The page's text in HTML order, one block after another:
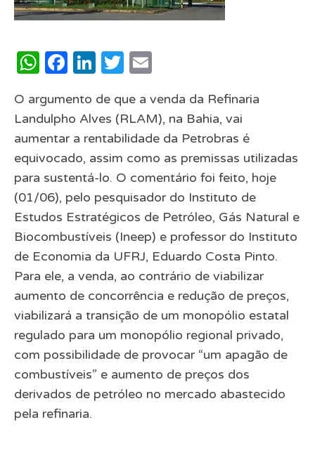
WhatsApp
Facebook
LinkedIn
Twitter
O argumento de que a venda da Refinaria
Landulpho Alves (RLAM), na Bahia, vai
aumentar a rentabilidade da Petrobras é
equivocado, assim como as premissas utilizadas
para sustentá-lo. O comentário foi feito, hoje
(01/06), pelo pesquisador do Instituto de
Estudos Estratégicos de Petróleo, Gás Natural e
Biocombustíveis (Ineep) e professor do Instituto
de Economia da UFRJ, Eduardo Costa Pinto.
Para ele, a venda, ao contrário de viabilizar
aumento de concorrência e redução de preços,
viabilizará a transição de um monopólio estatal
regulado para um monopólio regional privado,
com possibilidade de provocar “um apagão de
combustíveis” e aumento de preços dos
derivados de petróleo no mercado abastecido
pela refinaria.